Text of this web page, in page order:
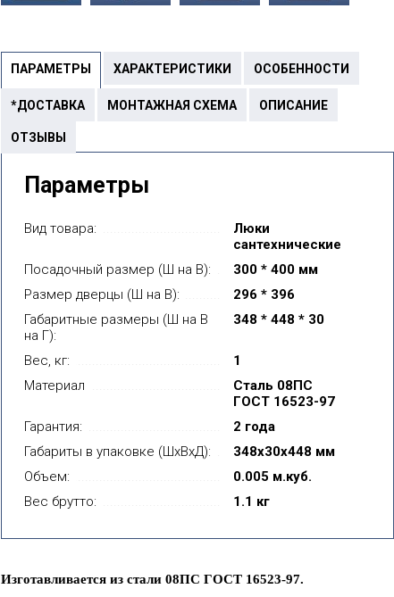
ПАРАМЕТРЫ ХАРАКТЕРИСТИКИ ОСОБЕННОСТИ
*ДОСТАВКА МОНТАЖНАЯ СХЕМА ОПИСАНИЕ
ОТЗЫВЫ
Параметры
Вид товара:
Люки
сантехнические
Посадочный размер (Ш на В):
300 * 400 мм
Размер дверцы (Ш на В):
296 * 396
Габаритные размеры (Ш на В
на Г):
348 * 448 * 30
Вес, кг:
1
Материал
Сталь 08ПС
ГОСТ 16523-97
Гарантия:
2 года
Габариты в упаковке (ШхВхД):
348x30x448 мм
Объем:
0.005 м.куб.
Вес брутто:
1.1 кг
Изготавливается из стали 08ПС ГОСТ 16523-97.
Люк сантехнический
нержавеющий
глянец)
Купить
Люк сантехнический
мат/глянец)